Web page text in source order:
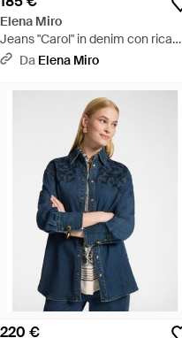
Elena Miro
Jeans "Carol" in denim con ricami
floreali - Blu
Da Elena Miro
220 €